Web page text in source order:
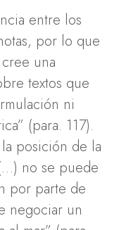
entre los
por lo que
una
textos que
ni
(para. 117).
la posición de la
no se puede
por parte de
negociar un